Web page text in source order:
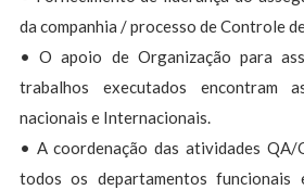
da companhia / processo de Controle
• O apoio de Organização para
trabalhos executados encontram
nacionais e Internacionais.
• A coordenação das atividades QA/
todos os departamentos funcionais